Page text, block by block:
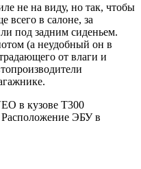
не на виду, но так, чтобы
всего в салоне, за
под задним сиденьем.
(а неудобный он в
от влаги и
в кузове T300
ЭБУ в